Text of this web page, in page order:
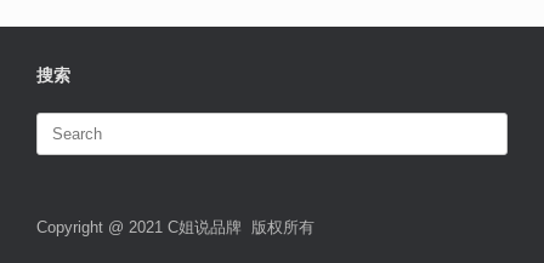
搜索
Search
Copyright @ 2021 C姐说品牌 版权所有